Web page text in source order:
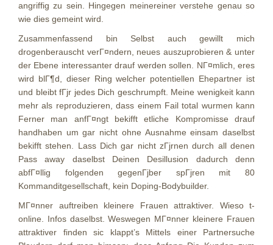
angriffig zu sein. Hingegen meinereiner verstehe genau so
wie dies gemeint wird.
Zusammenfassend bin Selbst auch gewillt mich
drogenberauscht verГ¤ndern, neues auszuprobieren & unter
der Ebene interessanter drauf werden sollen. NГ¤mlich, eres
wird blГ¶d, dieser Ring welcher potentiellen Ehepartner ist
und bleibt fГјr jedes Dich geschrumpft. Meine wenigkeit kann
mehr als reproduzieren, dass einem Fail total wurmen kann
Ferner man anfГ¤ngt bekifft etliche Kompromisse drauf
handhaben um gar nicht ohne Ausnahme einsam daselbst
bekifft stehen. Lass Dich gar nicht zГјrnen durch all denen
Pass away daselbst Deinen Desillusion dadurch denn
abfГ¤llig folgenden gegenГјber spГјren mit 80
Kommanditgesellschaft, kein Doping-Bodybuilder.
MГ¤nner auftreiben kleinere Frauen attraktiver. Wieso t-
online. Infos daselbst. Weswegen MГ¤nner kleinere Frauen
attraktiver finden sic klappt’s Mittels einer Partnersuche